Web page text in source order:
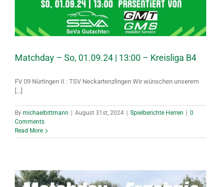
Matchday – So, 01.09.24 | 13:00 – Kreisliga B4
FV 09 Nürtingen II : TSV Neckartenzlingen Wir wünschen unserem
[...]
By michaelbittmann | August 31st, 2024 | Spielberichte Herren | 0
Comments
Read More